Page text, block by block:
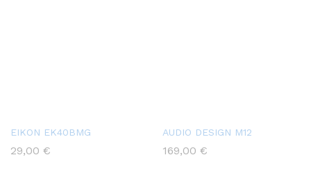
EIKON EK40BMG
29,00 €
AUDIO DESIGN M12
169,00 €